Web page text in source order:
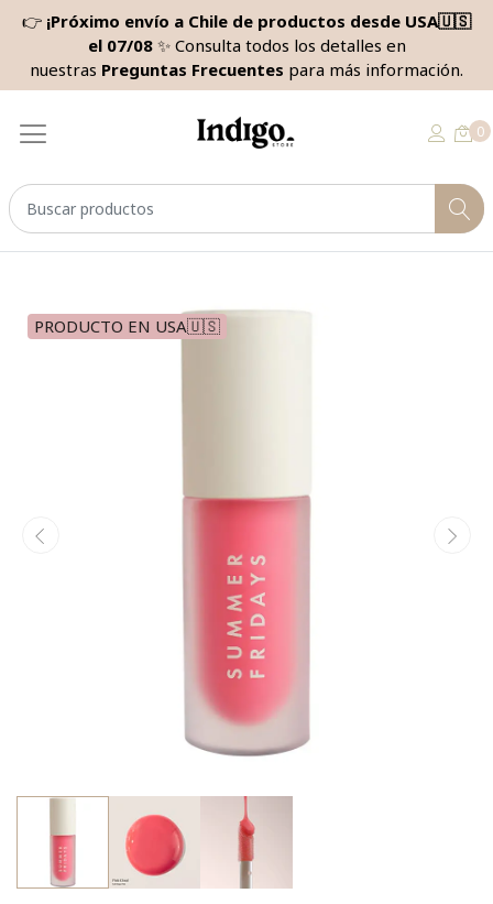
👉 ¡Próximo envío a Chile de productos desde USA🇺🇸
el 07/08✨ Consulta todos los detalles en
nuestras Preguntas Frecuentes para más información.
0
PRODUCTO EN USA🇺🇸